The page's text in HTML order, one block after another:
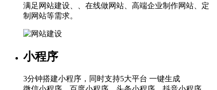
满足网站建设、、在线做网站、高端企业制作网站、定
制网站等需求。
小程序
3分钟搭建小程序，同时支持5大平台 一键生成